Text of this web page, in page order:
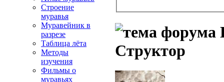
Структор
Строение
муравья
Муравейник в
разрезе
Таблица лёта
Методы
изучения
Фильмы о
муравьях